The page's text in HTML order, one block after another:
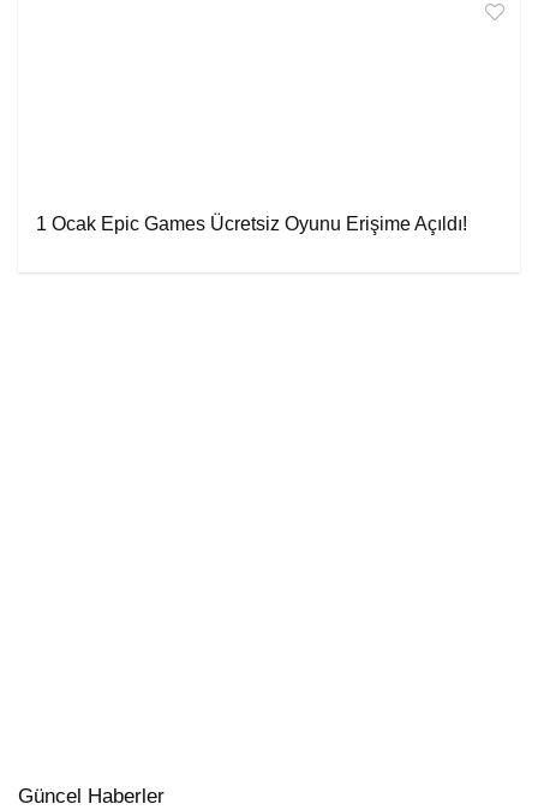
1 Ocak Epic Games Ücretsiz Oyunu Erişime Açıldı!
Güncel Haberler